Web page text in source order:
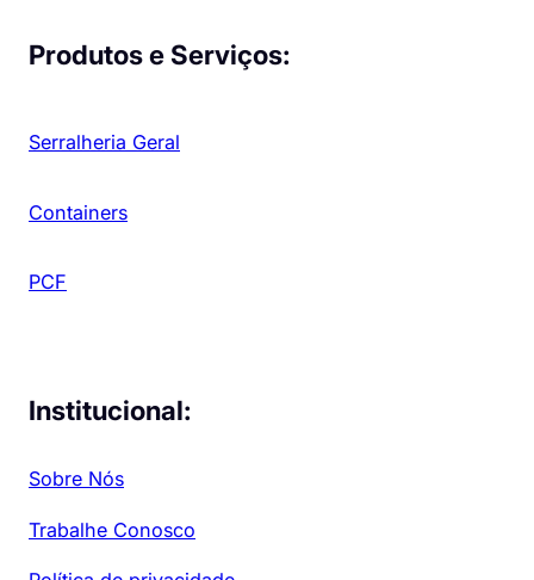
Produtos e Serviços:
Serralheria Geral
Containers
PCF
Institucional:
Sobre Nós
Trabalhe Conosco